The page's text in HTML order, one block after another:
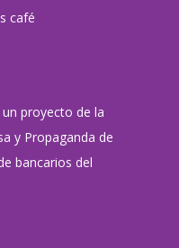
café
proyecto de la
y Propaganda de
bancarios del